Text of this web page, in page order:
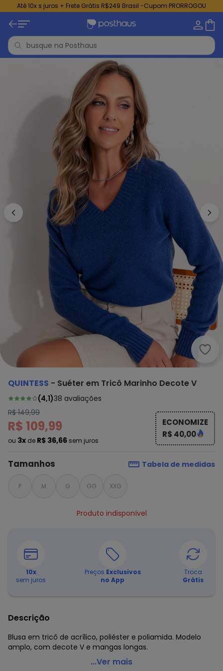
Até 10x s juros + Frete Grátis R$249 Brasil -Cupom PRORROGOU
QUINTESS - Suéter em Tricô Marinho Decote V
(4,1)38 avaliações
R$ 149,99
R$ 109,99
ou 3x de R$ 36,66 sem juros
ECONOMIZE
R$ 40,00
Tamanhos Tabela de medidas
P M G GG XXG
Produto indisponível
10x
sem juros
Preços Exclusivos
no App
Troca
Grátis
Descrição
Blusa em tricô de acrílico, poliéster e poliamida. Modelo
amplo, com decote V e mangas longas.
Quintess - Suéter em Tricô Marinho Decote V
...Ver mais